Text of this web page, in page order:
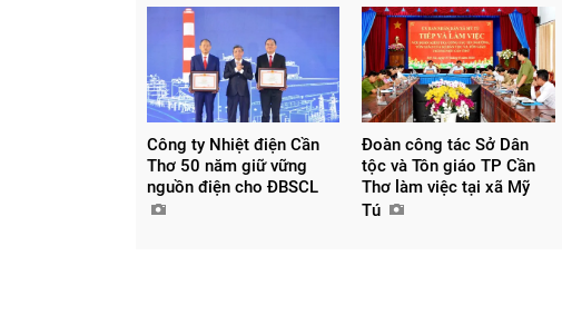
Công ty Nhiệt điện Cần
Thơ 50 năm giữ vững
nguồn điện cho ĐBSCL
Đoàn công tác Sở Dân
tộc và Tôn giáo TP Cần
Thơ làm việc tại xã Mỹ
Tú